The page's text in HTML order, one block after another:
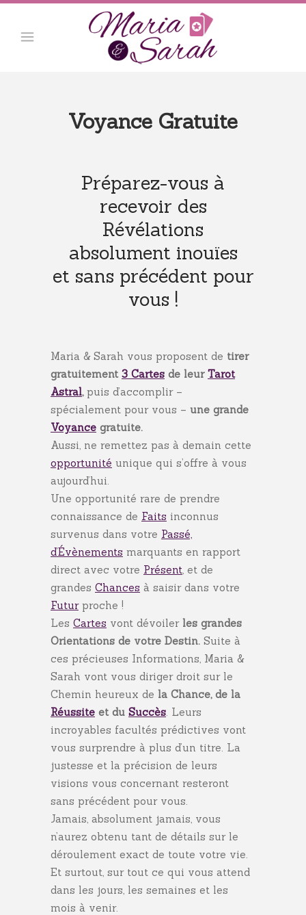
Voyance Gratuite
Préparez-vous à
recevoir des
Révélations
absolument inouïes
et sans précédent pour
vous !
Maria & Sarah vous proposent de tirer
gratuitement 3 Cartes de leur Tarot
Astral,puis d’accomplir –
spécialement pour vous – une grande
Voyance gratuite.
Aussi, ne remettez pas à demain cette
opportunité unique qui s’offre à vous
aujourd’hui.
Une opportunité rare de prendre
connaissance de Faits inconnus
survenus dans votre Passé,
d’Évènements marquants en rapport
direct avec votre Présent, et de
grandes Chances à saisir dans votre
Futurproche !
Les Cartes vont dévoiler les grandes
Orientations de votre Destin. Suite à
ces précieuses Informations, Maria &
Sarah vont vous diriger droit sur le
Chemin heureux de la Chance, de la
Réussite et du Succès. Leurs
incroyables facultés prédictives vont
vous surprendre à plus d’un titre. La
justesse et la précision de leurs
visions vous concernant resteront
sans précédent pour vous.
Jamais, absolument jamais, vous
n’aurez obtenu tant de détails sur le
déroulement exact de toute votre vie.
Et surtout, sur tout ce qui vous attend
dans les jours, les semaines et les
mois à venir.